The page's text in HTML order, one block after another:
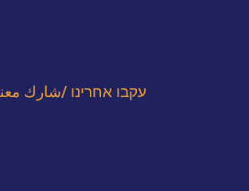
עקבו אחרינו /شارك